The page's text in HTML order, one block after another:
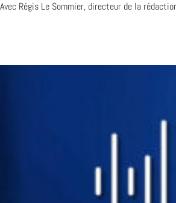
Avec Régis Le Sommier, directeur de la